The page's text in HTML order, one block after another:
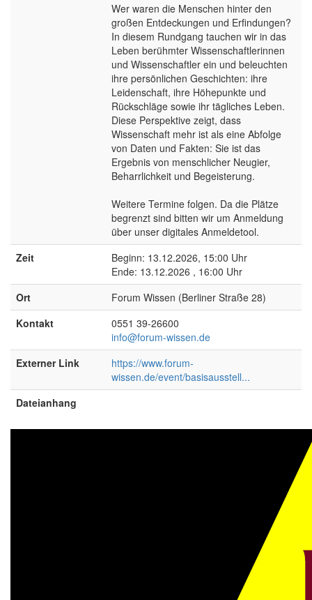
Wer waren die Menschen hinter den
großen Entdeckungen und Erfindungen?
In diesem Rundgang tauchen wir in das
Leben berühmter Wissenschaftlerinnen
und Wissenschaftler ein und beleuchten
ihre persönlichen Geschichten: ihre
Leidenschaft, ihre Höhepunkte und
Rückschläge sowie ihr tägliches Leben.
Diese Perspektive zeigt, dass
Wissenschaft mehr ist als eine Abfolge
von Daten und Fakten: Sie ist das
Ergebnis von menschlicher Neugier,
Beharrlichkeit und Begeisterung.
Weitere Termine folgen. Da die Plätze
begrenzt sind bitten wir um Anmeldung
über unser digitales Anmeldetool.
Zeit
Beginn: 13.12.2026, 15:00 Uhr
Ende: 13.12.2026 , 16:00 Uhr
Ort
Forum Wissen (Berliner Straße 28)
Kontakt
0551 39-26600
info@forum-wissen.de
Externer Link
https://www.forum-
wissen.de/event/basisausstell...
Dateianhang